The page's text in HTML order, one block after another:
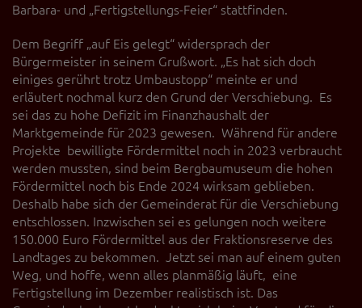
Barbara- und „Fertigstellungs-Feier“ stattfinden.
Dem Begriff „auf Eis gelegt“ widersprach der
Bürgermeister in seinem Grußwort. „Es hat sich doch
einiges gerührt trotz Umbaustopp“ meinte er und
erläutert nochmal kurz den Grund der Verschiebung. Es
sei das zu hohe Defizit im Finanzhaushalt der
Marktgemeinde für 2023 gewesen. Während für andere
Projekte bewilligte Fördermittel noch in 2023 verbraucht
werden mussten, sind beim Bergbaumuseum die hohen
Fördermittel noch bis Ende 2024 wirksam geblieben.
Deshalb habe sich der Gemeinderat für die Verschiebung
entschlossen. Inzwischen sei es gelungen noch weitere
150.000 Euro Fördermittel aus der Fraktionsreserve des
Landtages zu bekommen. Jetzt sei man auf einem guten
Weg, und hoffe, wenn alles planmäßig läuft, eine
Fertigstellung im Dezember realistisch ist. Das